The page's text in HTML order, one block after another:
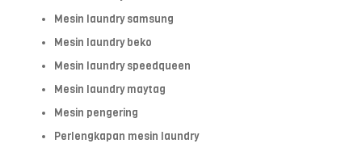
Mesin laundry samsung
Mesin laundry beko
Mesin laundry speedqueen
Mesin laundry maytag
Mesin pengering
Perlengkapan mesin laundry